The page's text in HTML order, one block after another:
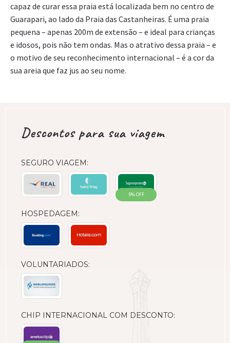
capaz de curar essa praia está localizada bem no centro de
Guarapari, ao lado da Praia das Castanheiras. É uma praia
pequena – apenas 200m de extensão – e ideal para crianças
e idosos, pois não tem ondas. Mas o atrativo dessa praia – e
o motivo de seu reconhecimento internacional – é a cor da
sua areia que faz jus ao seu nome.
Descontos para sua viagem
SEGURO VIAGEM:
5% OFF
HOSPEDAGEM:
VOLUNTARIADOS:
CHIP INTERNACIONAL COM DESCONTO: